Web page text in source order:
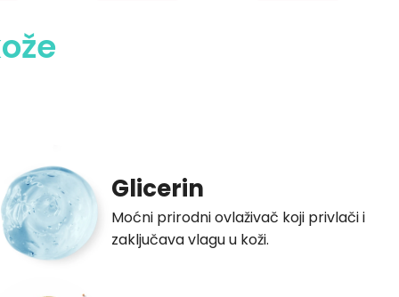
Glicerin
Moćni prirodni ovlaživač koji privlači i
zaključava vlagu u koži.